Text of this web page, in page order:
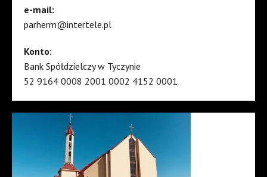
e-mail:
parherm@intertele.pl
Konto:
Bank Spółdzielczy w Tyczynie
52 9164 0008 2001 0002 4152 0001